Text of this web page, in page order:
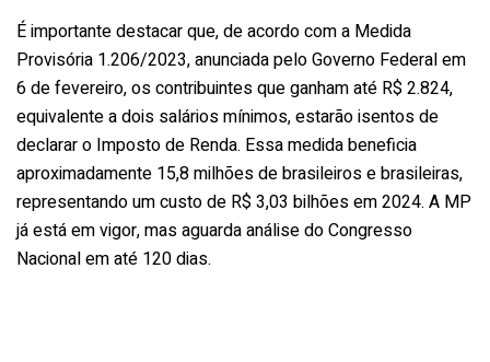
É importante destacar que, de acordo com a Medida
Provisória 1.206/2023, anunciada pelo Governo Federal em
6 de fevereiro, os contribuintes que ganham até R$ 2.824,
equivalente a dois salários mínimos, estarão isentos de
declarar o Imposto de Renda. Essa medida beneficia
aproximadamente 15,8 milhões de brasileiros e brasileiras,
representando um custo de R$ 3,03 bilhões em 2024. A MP
já está em vigor, mas aguarda análise do Congresso
Nacional em até 120 dias.